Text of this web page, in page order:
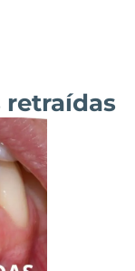
retraídas